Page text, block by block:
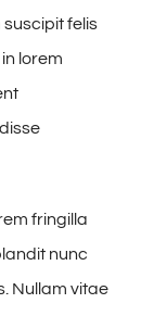
felis
lorem
fringilla
nunc
Nullam vitae